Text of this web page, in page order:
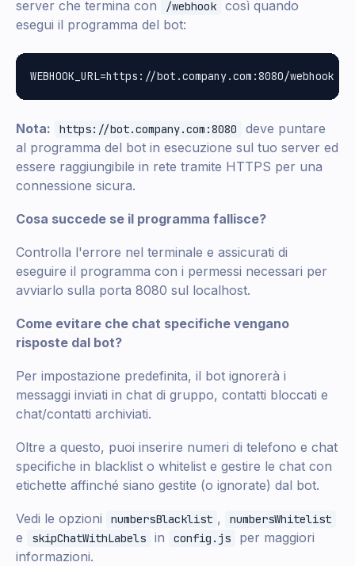
server che termina con
/webhook
così quando
esegui il programma del bot:
Nota: https://bot.company.com:8080
deve puntare
al programma del bot in esecuzione sul tuo server ed
essere raggiungibile in rete tramite HTTPS per una
connessione sicura.
Cosa succede se il programma fallisce?
Controlla l'errore nel terminale e assicurati di
eseguire il programma con i permessi necessari per
avviarlo sulla porta 8080 sul localhost.
Come evitare che chat specifiche vengano
risposte dal bot?
Per impostazione predefinita, il bot ignorerà i
messaggi inviati in chat di gruppo, contatti bloccati e
chat/contatti archiviati.
Oltre a questo, puoi inserire numeri di telefono e chat
specifiche in blacklist o whitelist e gestire le chat con
etichette affinché siano gestite (o ignorate) dal bot.
Vedi le opzioni numbersBlacklist , numbersWhitelist
e skipChatWithLabels in config.js
per maggiori
informazioni.